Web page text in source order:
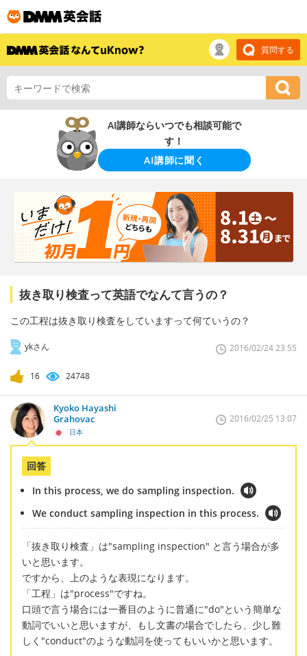
質問する
AI講師ならいつでも相談可能で
す！
AI講師に聞く
抜き取り検査って英語でなんて言うの？
この工程は抜き取り検査をしていますって何ていうの？
ykさん 2016/02/24 23:55
16 24748
Kyoko Hayashi
Grahovac
日本
2016/02/25 13:07
回答
In this process, we do sampling inspection.
We conduct sampling inspection in this process.
「抜き取り検査」は"sampling inspection" と言う場合が多
いと思います。
ですから、上のような表現になります。
「工程」は"process"ですね。
口頭で言う場合には一番目のように普通に"do"という簡単な
動詞でいいと思いますが、もし文書の場合でしたら、少し難
しく"conduct"のような動詞を使ってもいいかと思います。